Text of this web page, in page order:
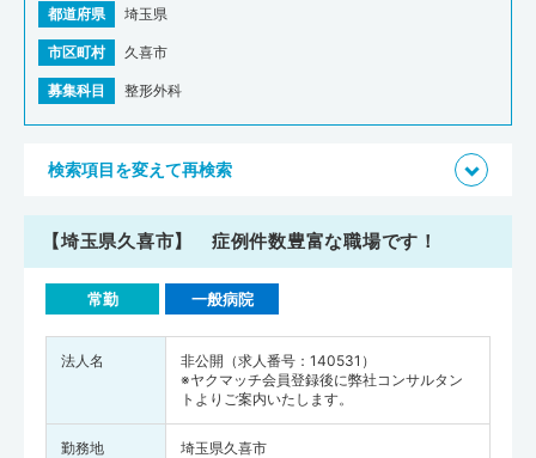
都道府県 埼玉県
市区町村 久喜市
募集科目 整形外科
検索項目を変えて再検索
【埼玉県久喜市】 症例件数豊富な職場です！
常勤 一般病院
法人名
非公開（求人番号：140531）
※ヤクマッチ会員登録後に弊社コンサルタン
トよりご案内いたします。
勤務地 埼玉県久喜市